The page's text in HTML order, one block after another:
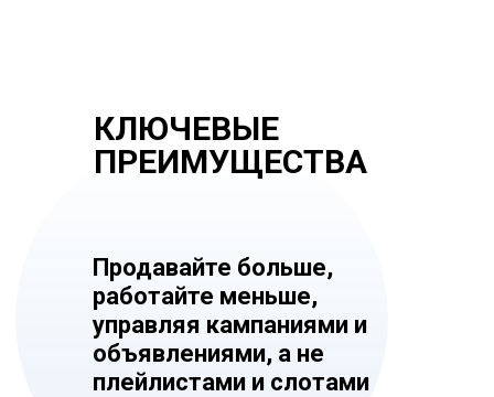
КЛЮЧЕВЫЕ
ПРЕИМУЩЕСТВА
Продавайте больше,
работайте меньше,
управляя кампаниями и
объявлениями, а не
плейлистами и слотами